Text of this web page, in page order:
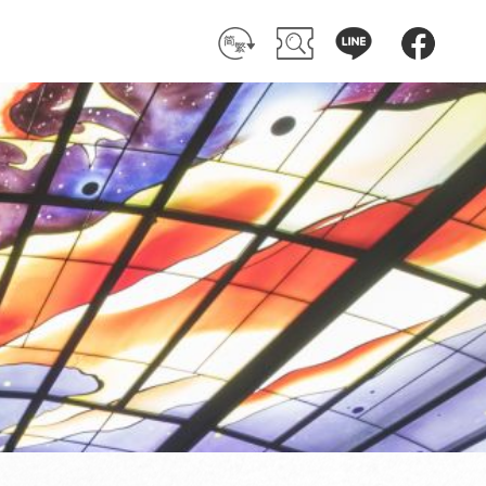
粉絲團
客 服
搜 尋
简 体